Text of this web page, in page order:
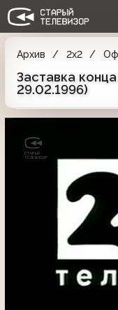
Архив 2x2
Заставка
29.02.1996)